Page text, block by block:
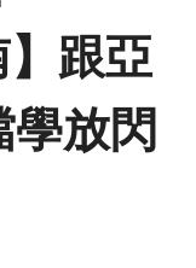
】跟亞
放閃